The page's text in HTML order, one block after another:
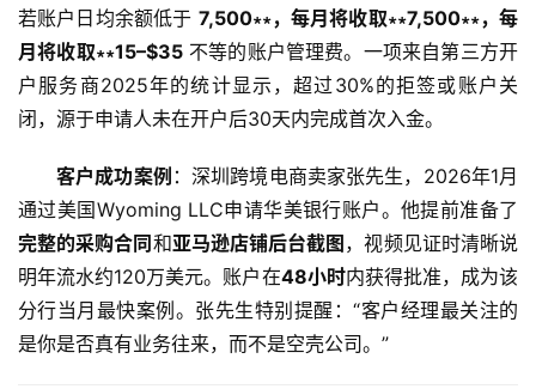
若账户日均余额低于 7,500∗∗，每月将收取∗∗7,500∗∗，每
月将收取∗∗15–$35 不等的账户管理费。一项来自第三方开
户服务商2025年的统计显示，超过30%的拒签或账户关
闭，源于申请人未在开户后30天内完成首次入金。
客户成功案例 ：深圳跨境电商卖家张先生，2026年1月
通过美国Wyoming LLC申请华美银行账户。他提前准备了
完整的采购合同 和亚马逊店铺后台截图 ，视频见证时清晰说
明年流水约120万美元。账户在48小时内获得批准，成为该
分行当月最快案例。张先生特别提醒：“客户经理最关注的
是你是否真有业务往来，而不是空壳公司。”